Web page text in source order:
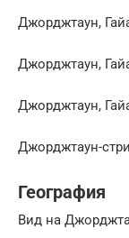
Джорджтаун,
Джорджтаун,
Джорджтаун,
Джорджтаун-
География
Вид на